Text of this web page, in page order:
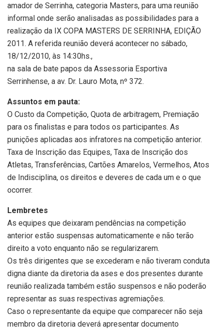
amador de Serrinha, categoria Masters, para uma reunião
informal onde serão analisadas as possibilidades para a
realização da IX COPA MASTERS DE SERRINHA, EDIÇÃO
2011. A referida reunião deverá acontecer no sábado,
18/12/2010, às 14:30hs.,
na sala de bate papos da Assessoria Esportiva
Serrinhense, a av. Dr. Lauro Mota, nº 372.
Assuntos em pauta:
O Custo da Competição, Quota de arbitragem, Premiação
para os finalistas e para todos os participantes. As
punições aplicadas aos infratores na competição anterior.
Taxa de Inscrição das Equipes, Taxa de Inscrição dos
Atletas, Transferências, Cartões Amarelos, Vermelhos, Atos
de Indisciplina, os direitos e deveres de cada um e o que
ocorrer.
Lembretes
As equipes que deixaram pendências na competição
anterior estão suspensas automaticamente e não terão
direito a voto enquanto não se regularizarem.
Os três dirigentes que se excederam e não tiveram conduta
digna diante da diretoria da ases e dos presentes durante
reunião realizada também estão suspensos e não poderão
representar as suas respectivas agremiações.
Caso o representante da equipe que comparecer não seja
membro da diretoria deverá apresentar documento